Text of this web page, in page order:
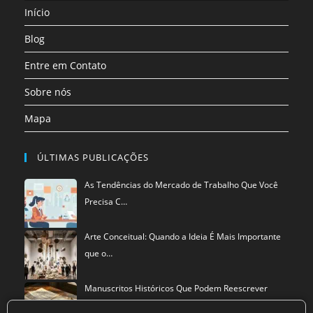
nova
aba
Início
Blog
Entre em Contato
Sobre nós
Mapa
ÚLTIMAS PUBLICAÇÕES
As Tendências do Mercado de Trabalho Que Você
Precisa C…
Arte Conceitual: Quando a Ideia É Mais Importante
que o…
Manuscritos Históricos Que Podem Reescrever